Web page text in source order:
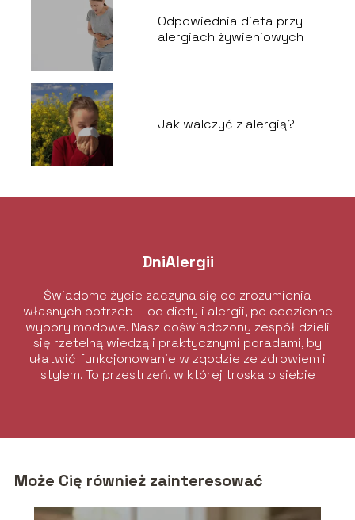
Odpowiednia dieta przy
alergiach żywieniowych
Jak walczyć z alergią?
DniAlergii
Świadome życie zaczyna się od zrozumienia
własnych potrzeb – od diety i alergii, po codzienne
wybory modowe. Nasz doświadczony zespół dzieli
się rzetelną wiedzą i praktycznymi poradami, by
ułatwić funkcjonowanie w zgodzie ze zdrowiem i
stylem. To przestrzeń, w której troska o siebie
Może Cię również zainteresować